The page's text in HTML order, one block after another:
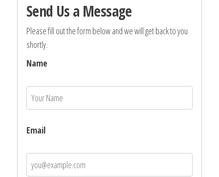
Send Us a Message
Please fill out the form below and we will get back to you
shortly.
Name
Email